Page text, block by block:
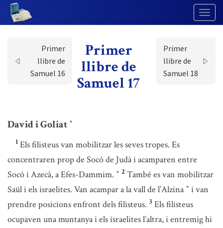
Primer
llibre de
Samuel 16
Primer
llibre de
Samuel 17
Primer
llibre de
Samuel 18
David i Goliat *
1 Els filisteus van mobilitzar les seves tropes. Es
concentraren prop de Socó de Judà i acamparen entre
Socó i Azecà, a Efes-Dammim. * 2 També es van mobilitzar
Saül i els israelites. Van acampar a la vall de l’Alzina * i van
prendre posicions enfront dels filisteus. 3 Els filisteus
ocupaven una muntanya i els israelites l’altra, i entremig hi